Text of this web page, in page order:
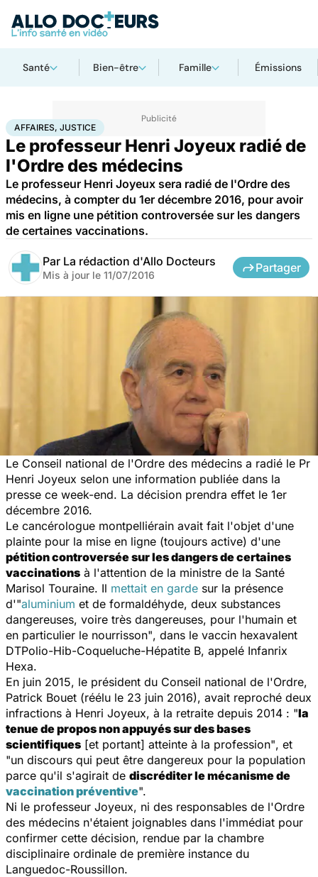
Santé Bien-être Famille Émissions
AccueilSantéSociétéJustice Affaires, justice
AFFAIRES, JUSTICE
Le professeur Henri Joyeux radié de
l'Ordre des médecins
Le professeur Henri Joyeux sera radié de l'Ordre des
médecins, à compter du 1er décembre 2016, pour avoir
mis en ligne une pétition controversée sur les dangers
de certaines vaccinations.
Par La rédaction d'Allo Docteurs
Mis à jour le 11/07/2016
Partager
Le Conseil national de l'Ordre des médecins a radié le Pr
Henri Joyeux selon une information publiée dans la
presse ce week-end. La décision prendra effet le 1er
décembre 2016.
Le cancérologue montpelliérain avait fait l'objet d'une
plainte pour la mise en ligne (toujours active) d'une
pétition controversée sur les dangers de certaines
vaccinations à l'attention de la ministre de la Santé
Marisol Touraine. Il mettait en garde sur la présence
d'"aluminium et de formaldéhyde, deux substances
dangereuses, voire très dangereuses, pour l'humain et
en particulier le nourrisson", dans le vaccin hexavalent
DTPolio-Hib-Coqueluche-Hépatite B, appelé Infanrix
Hexa.
En juin 2015, le président du Conseil national de l'Ordre,
Patrick Bouet (réélu le 23 juin 2016), avait reproché deux
infractions à Henri Joyeux, à la retraite depuis 2014 : "la
tenue de propos non appuyés sur des bases
scientifiques [et portant] atteinte à la profession", et
"un discours qui peut être dangereux pour la population
parce qu'il s'agirait de discréditer le mécanisme de
vaccination préventive".
Ni le professeur Joyeux, ni des responsables de l'Ordre
des médecins n'étaient joignables dans l'immédiat pour
confirmer cette décision, rendue par la chambre
disciplinaire ordinale de première instance du
Languedoc-Roussillon.